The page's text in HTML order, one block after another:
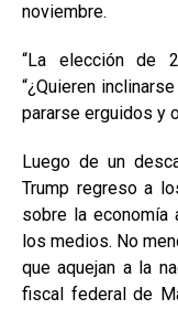
noviembre.
“La elección de
“¿Quieren
pararse erguidos y
Luego de un
Trump regreso a
sobre la economía
los medios. No
que aquejan a la
fiscal federal de